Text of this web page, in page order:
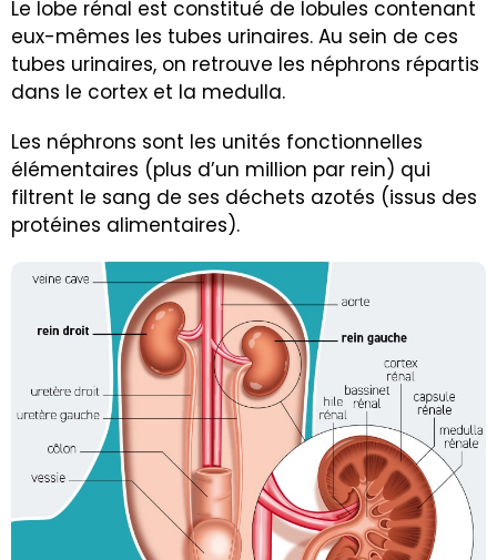
Le lobe rénal est constitué de lobules contenant
eux-mêmes les tubes urinaires. Au sein de ces
tubes urinaires, on retrouve les néphrons répartis
dans le cortex et la medulla.
Les néphrons sont les unités fonctionnelles
élémentaires (plus d’un million par rein) qui
filtrent le sang de ses déchets azotés (issus des
protéines alimentaires).